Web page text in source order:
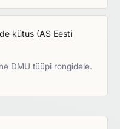
kütus (AS Eesti
DMU tüüpi rongidele.